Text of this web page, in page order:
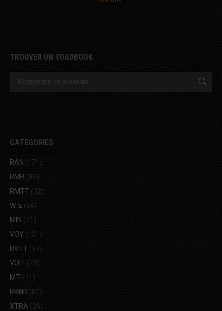
TROUVER UN ROADBOOK
CATEGORIES
RAN (171)
RMB (82)
RMTT (32)
W-E (64)
MIN (71)
VOY (131)
RVTT (37)
VOIT (23)
MTH (1)
RBNR (81)
XTRA (26)